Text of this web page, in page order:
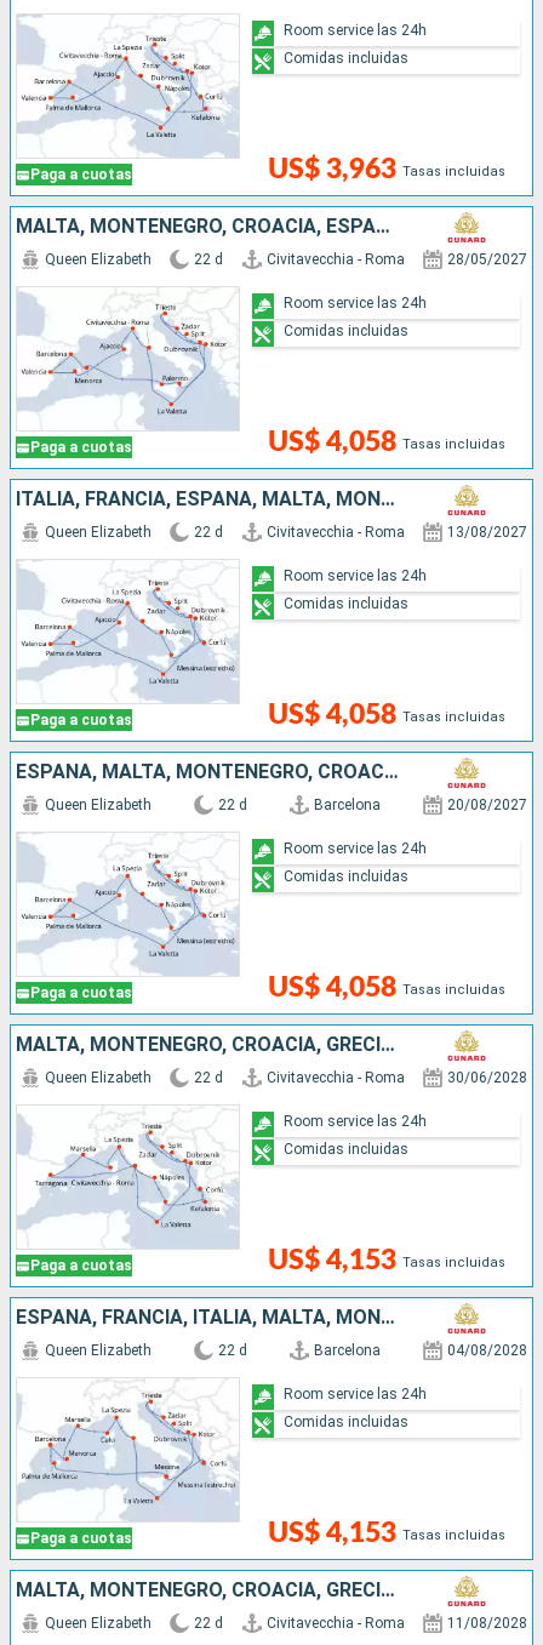
Paga a cuotas US$ 3,963 Tasas incluidas
Room service las 24h
Comidas incluidas
MALTA, MONTENEGRO, CROACIA, ESPAÑA, FRANCIA, ITALIA
Paga a cuotas
Queen Elizabeth 22 d Civitavecchia - Roma 28/05/2027
US$ 4,058 Tasas incluidas
Room service las 24h
Comidas incluidas
ITALIA, FRANCIA, ESPAÑA, MALTA, MONTENEGRO, CROACIA, GRECIA
Paga a cuotas
Queen Elizabeth 22 d Civitavecchia - Roma 13/08/2027
US$ 4,058 Tasas incluidas
Room service las 24h
Comidas incluidas
ESPAÑA, MALTA, MONTENEGRO, CROACIA, GRECIA, ITALIA, FRANCIA
Paga a cuotas
Queen Elizabeth 22 d Barcelona 20/08/2027
US$ 4,058 Tasas incluidas
Room service las 24h
Comidas incluidas
MALTA, MONTENEGRO, CROACIA, GRECIA, ITALIA, ESPAÑA, FRANCIA
Paga a cuotas
Queen Elizabeth 22 d Civitavecchia - Roma 30/06/2028
US$ 4,153 Tasas incluidas
Room service las 24h
Comidas incluidas
ESPAÑA, FRANCIA, ITALIA, MALTA, MONTENEGRO, CROACIA, GRECIA
Paga a cuotas
Queen Elizabeth 22 d Barcelona 04/08/2028
US$ 4,153 Tasas incluidas
Room service las 24h
Comidas incluidas
MALTA, MONTENEGRO, CROACIA, GRECIA, ESPAÑA, FRANCIA, ITALIA
Queen Elizabeth 22 d Civitavecchia - Roma 11/08/2028